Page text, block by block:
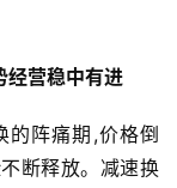
营稳中有进
的阵痛期,价格倒
断释放。减速换